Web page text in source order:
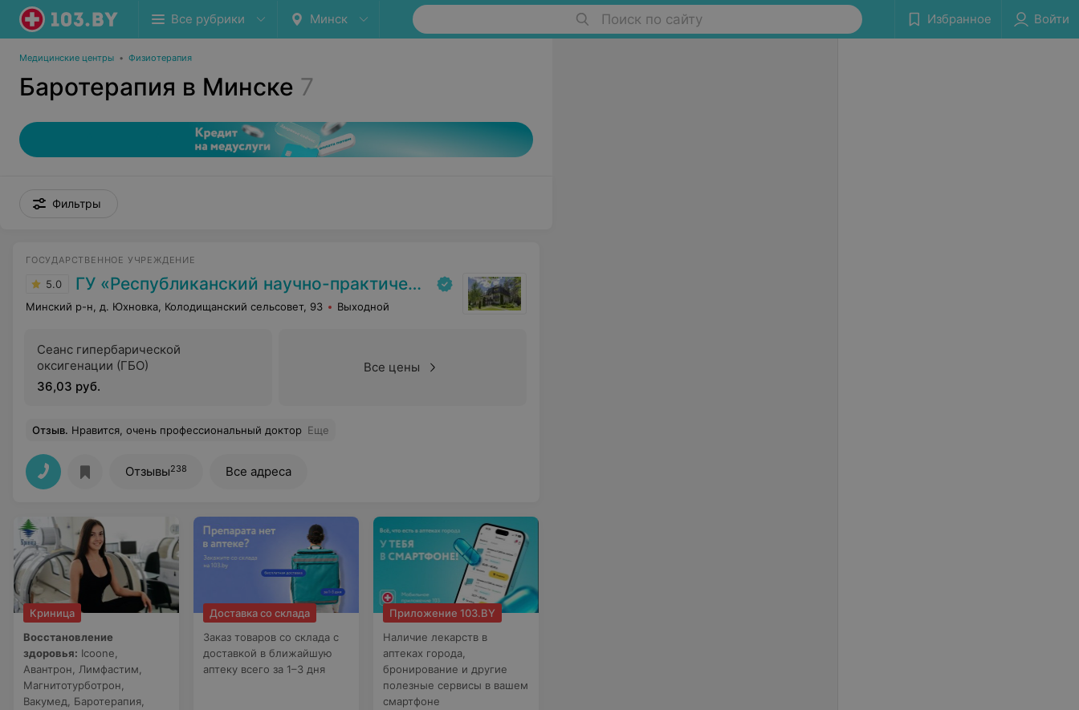
Все рубрики Минск Поиск по сайту Избранное Войти
Медицинские центры • Физиотерапия
Баротерапия в Минске 7
Фильтры
ГОСУДАРСТВЕННОЕ УЧРЕЖДЕНИЕ
5.0 ГУ «Республиканский научно-практический центр медицинской экспертизы и реабилитаци»
Минский р-н, д. Юхновка, Колодищанский сельсовет, 93 Выходной
Сеанс гипербарической
оксигенации (ГБО)
36,03 руб.
Все цены
Отзыв. Нравится, очень профессиональный доктор Еще
Отзывы238 Все адреса
Криница
Восстановление
здоровья: Icoone,
Авантрон, Лимфастим,
Магнитотурботрон,
Вакумед, Баротерапия,
Доставка со склада
Заказ товаров со склада с
доставкой в ближайшую
аптеку всего за 1–3 дня
Приложение 103.BY
Наличие лекарств в
аптеках города,
бронирование и другие
полезные сервисы в вашем
смартфоне